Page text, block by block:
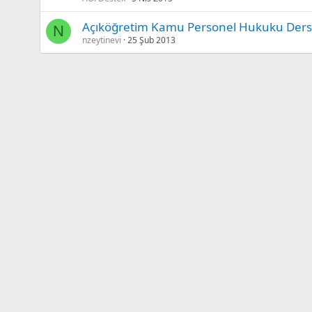
N Açıköğretim Kamu Personel Hukuku
nzeytinevi 25 Şub 2013